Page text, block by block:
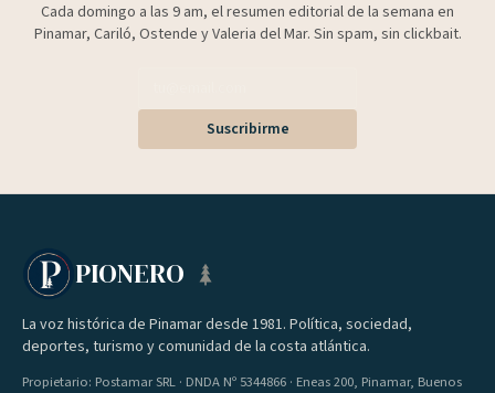
Cada domingo a las 9 am, el resumen editorial de la semana en
Pinamar, Cariló, Ostende y Valeria del Mar. Sin spam, sin clickbait.
Suscribirme
PIONERO
La voz histórica de Pinamar desde 1981. Política, sociedad,
deportes, turismo y comunidad de la costa atlántica.
Propietario: Postamar SRL · DNDA Nº 5344866 · Eneas 200, Pinamar, Buenos